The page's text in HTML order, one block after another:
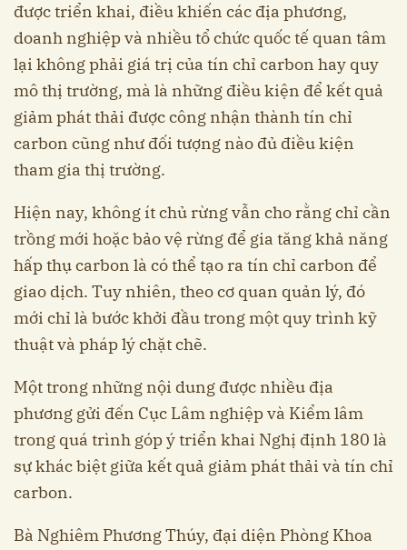
được triển khai, điều khiến các địa phương,
doanh nghiệp và nhiều tổ chức quốc tế quan tâm
lại không phải giá trị của tín chỉ carbon hay quy
mô thị trường, mà là những điều kiện để kết quả
giảm phát thải được công nhận thành tín chỉ
carbon cũng như đối tượng nào đủ điều kiện
tham gia thị trường.
Hiện nay, không ít chủ rừng vẫn cho rằng chỉ cần
trồng mới hoặc bảo vệ rừng để gia tăng khả năng
hấp thụ carbon là có thể tạo ra tín chỉ carbon để
giao dịch. Tuy nhiên, theo cơ quan quản lý, đó
mới chỉ là bước khởi đầu trong một quy trình kỹ
thuật và pháp lý chặt chẽ.
Một trong những nội dung được nhiều địa
phương gửi đến Cục Lâm nghiệp và Kiểm lâm
trong quá trình góp ý triển khai Nghị định 180 là
sự khác biệt giữa kết quả giảm phát thải và tín chỉ
carbon.
Bà Nghiêm Phương Thúy, đại diện Phòng Khoa